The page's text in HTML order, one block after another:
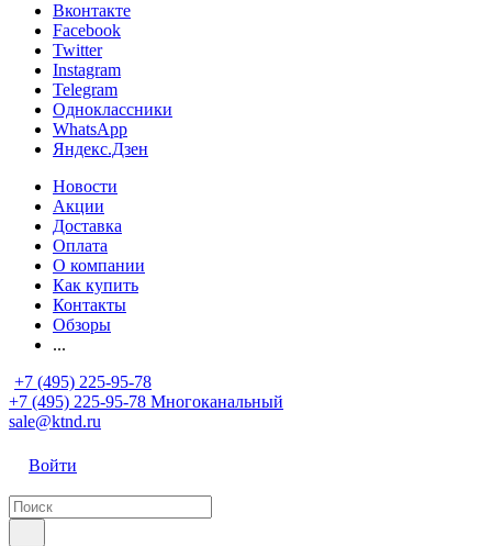
Вконтакте
Facebook
Twitter
Instagram
Telegram
Одноклассники
WhatsApp
Яндекс.Дзен
Новости
Акции
Доставка
Оплата
О компании
Как купить
Контакты
Обзоры
...
+7 (495) 225-95-78
+7 (495) 225-95-78 Многоканальный
sale@ktnd.ru
Войти